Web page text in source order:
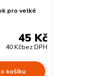
pro velké
45 Kč
40 Kčbez DPH
košíku